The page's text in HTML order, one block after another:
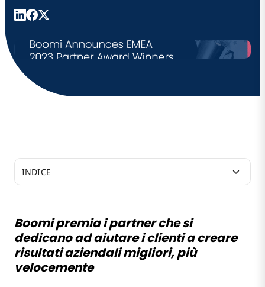
Boomi premia i partner che si
dedicano ad aiutare i clienti a creare
risultati aziendali migliori, più
velocemente
INDICE
velocemente